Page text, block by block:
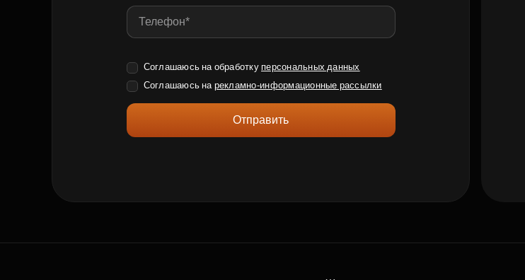
Соглашаюсь на обработку персональных данных
Соглашаюсь на рекламно-информационные рассылки
Отправить